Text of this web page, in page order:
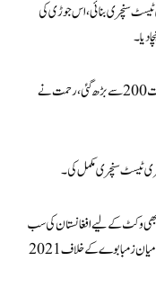
سنچری بنائی، اس جوڑی کی
دوسری نئی گیند کے ساتھ کچھ ٹیسٹنگ ڈیلیوری کے باوجود، شراکت 200 سے بڑھ گئی، رحمت نے
ٹیسٹ سنچری مکمل کی۔
کسی بھی وکٹ کے لیے افغانستان کی سب
سے بڑی شراکت بن گئی، جس نے شاہدی اور اصغر افغان کے درمیان زمبابوے کے خلاف 2021